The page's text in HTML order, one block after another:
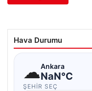
Hava Durumu
☁Ankara
NaN°C
ŞEHIR SEÇ